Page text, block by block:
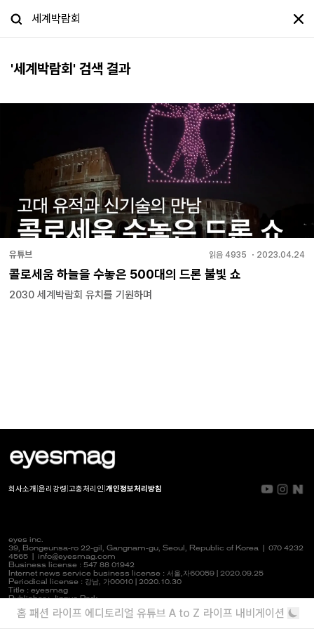
'세계박람회 ' 검색 결과
유튜브 읽음 4935 ・ 2023.04.24
콜로세움 하늘을 수놓은 500대의 드론 불빛 쇼
2030 세계박람회 유치를 기원하며
회사소개 윤리강령 고충처리인 개인정보처리방침
eyes inc.
39, Bongeunsa-ro 22-gil, Gangnam-gu, Seoul, Republic of Korea | 070 4232
4565
info@eyesmag.com
Business license : 547 88 01942
Internet news service business license : 서울,자60059 | 2020.09.25
Periodical license : 강남, 가00010 | 2020.10.30
Title : eyesmag
Publisher : Jinpyo Park
News manager & Editorial officer : Youlim Heo
홈 패션 라이프 에디토리얼 유튜브 A to Z 라이프 내비게이션